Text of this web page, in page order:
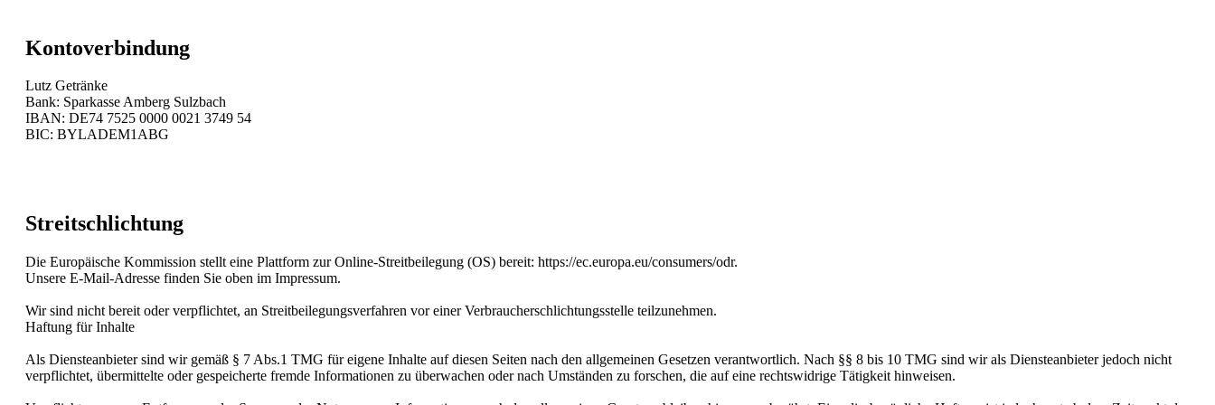
Kontoverbindung
Lutz Getränke
Bank: Sparkasse Amberg Sulzbach
IBAN: DE74 7525 0000 0021 3749 54
BIC: BYLADEM1ABG
Streitschlichtung
Die Europäische Kommission stellt eine Plattform zur Online-Streitbeilegung (OS) bereit: https://ec.europa.eu/consumers/odr.
Unsere E-Mail-Adresse finden Sie oben im Impressum.
Wir sind nicht bereit oder verpflichtet, an Streitbeilegungsverfahren vor einer Verbraucherschlichtungsstelle teilzunehmen.
Haftung für Inhalte
Als Diensteanbieter sind wir gemäß § 7 Abs.1 TMG für eigene Inhalte auf diesen Seiten nach den allgemeinen Gesetzen verantwortlich. Nach §§ 8 bis 10 TMG sind wir als Diensteanbieter jedoch nicht
verpflichtet, übermittelte oder gespeicherte fremde Informationen zu überwachen oder nach Umständen zu forschen, die auf eine rechtswidrige Tätigkeit hinweisen.